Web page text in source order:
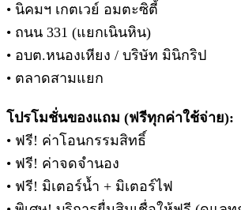
• นิคมฯ เกตเวย์ อมตะซิตี้
• ถนน 331 (แยกเนินหิน)
• อบต.หนองเหียง / บริษัท มินิกริป
• ตลาดสามแยก
โปรโมชั่นของแถม (ฟรีทุกค่าใช้จ่าย):
• ฟรี! ค่าโอนกรรมสิทธิ์
• ฟรี! ค่าจดจำนอง
• ฟรี! มิเตอร์น้ำ + มิเตอร์ไฟ